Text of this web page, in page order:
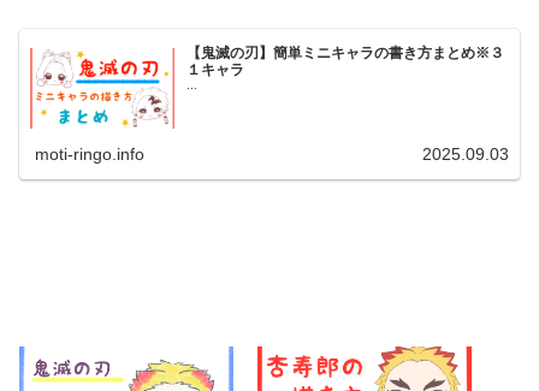
【鬼滅の刃】簡単ミニキャラの書き方まとめ※３
１キャラ
moti-ringo.info 2025.09.03